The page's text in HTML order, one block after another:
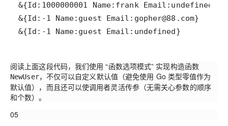
&{Id:-1 Name:guest Email:undefined}
阅读上面这段代码，我们使用 “函数选项模式” 实现构造函数
NewUser，不仅可以自定义默认值（避免使用 Go 类型零值作为
默认值），而且还可以使调用者灵活传参（无需关心参数的顺序
和个数）。
05